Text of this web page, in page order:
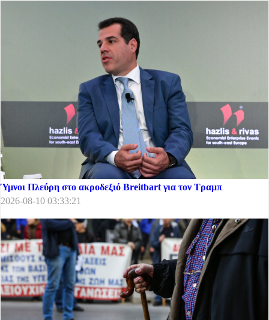
Ύμνοι Πλεύρη στο ακροδεξιό Breitbart για τον Τραμπ
2026-08-10 03:33:21